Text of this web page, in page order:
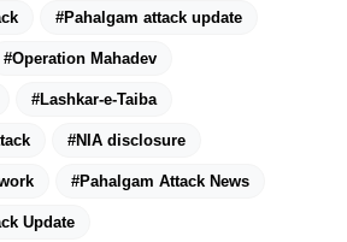
#Pahalgam attack update
#Operation Mahadev
#Lashkar-e-Taiba
#NIA disclosure
#Pahalgam Attack News
Update